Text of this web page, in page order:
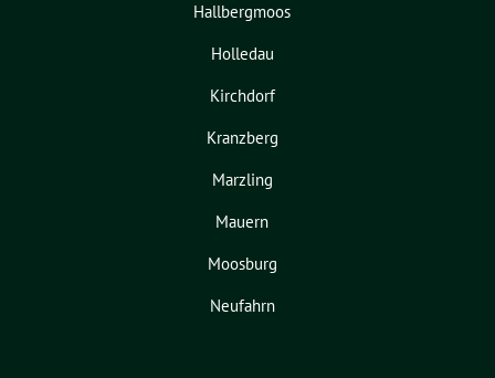
Hallbergmoos
Holledau
Kirchdorf
Kranzberg
Marzling
Mauern
Moosburg
Neufahrn